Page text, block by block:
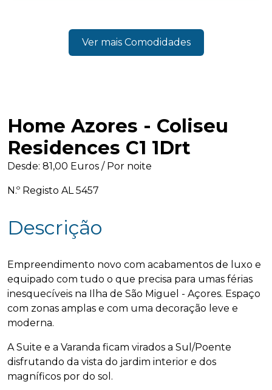
Ver mais Comodidades
Home Azores - Coliseu
Residences C1 1Drt
Desde: 81,00 Euros / Por noite
N.º Registo AL 5457
Descrição
Empreendimento novo com acabamentos de luxo e
equipado com tudo o que precisa para umas férias
inesquecíveis na Ilha de São Miguel - Açores. Espaço
com zonas amplas e com uma decoração leve e
moderna.
A Suite e a Varanda ficam virados a Sul/Poente
disfrutando da vista do jardim interior e dos
magníficos por do sol.
Olá! 👋 Sou o assistente virtual da Home
you prefer, we can chat in English, just
say "English" to start.